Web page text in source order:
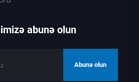
abunə olun
Abunə olun